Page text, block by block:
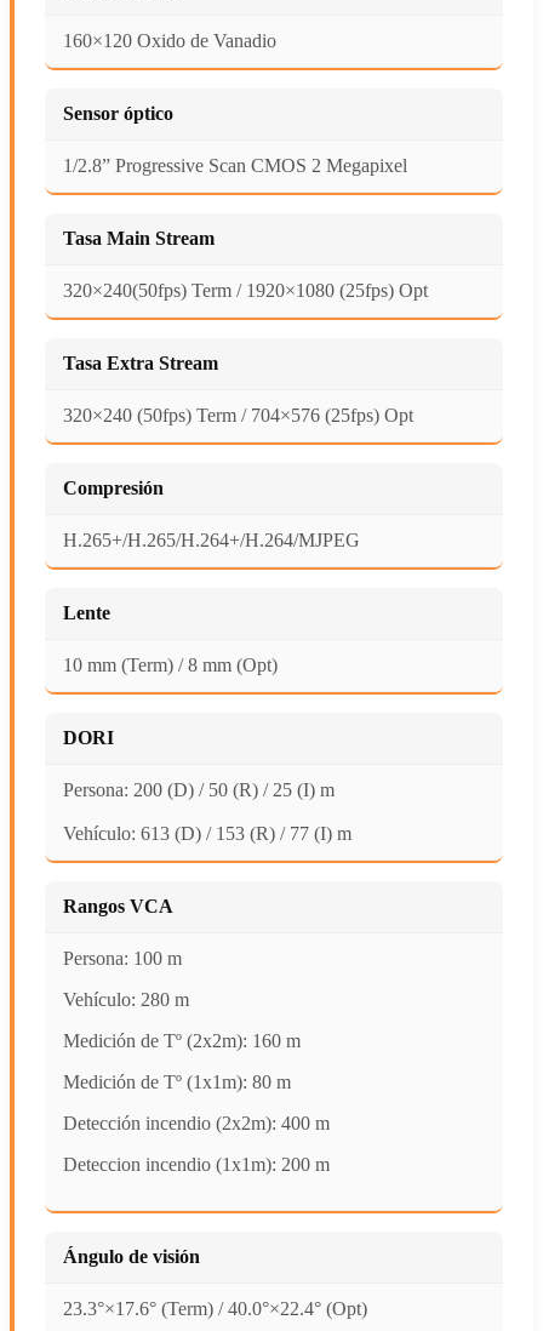
160×120 Oxido de Vanadio
Sensor óptico
1/2.8” Progressive Scan CMOS 2 Megapixel
Tasa Main Stream
320×240(50fps) Term / 1920×1080 (25fps) Opt
Tasa Extra Stream
320×240 (50fps) Term / 704×576 (25fps) Opt
Compresión
H.265+/H.265/H.264+/H.264/MJPEG
Lente
10 mm (Term) / 8 mm (Opt)
DORI
Persona: 200 (D) / 50 (R) / 25 (I) m
Vehículo: 613 (D) / 153 (R) / 77 (I) m
Rangos VCA
Persona: 100 m
Vehículo: 280 m
Medición de Tº (2x2m): 160 m
Medición de Tº (1x1m): 80 m
Detección incendio (2x2m): 400 m
Deteccion incendio (1x1m): 200 m
Ángulo de visión
23.3°×17.6° (Term) / 40.0°×22.4° (Opt)